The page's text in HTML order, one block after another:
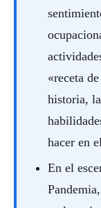
«receta
historia,
hacer en
En el